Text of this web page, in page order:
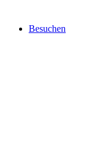
Besuchen